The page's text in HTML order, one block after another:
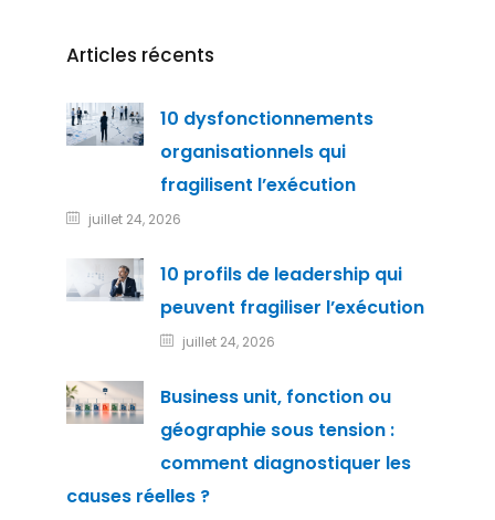
Articles récents
10 dysfonctionnements
organisationnels qui
fragilisent l’exécution
juillet 24, 2026
10 profils de leadership qui
peuvent fragiliser l’exécution
juillet 24, 2026
Business unit, fonction ou
géographie sous tension :
comment diagnostiquer les
causes réelles ?